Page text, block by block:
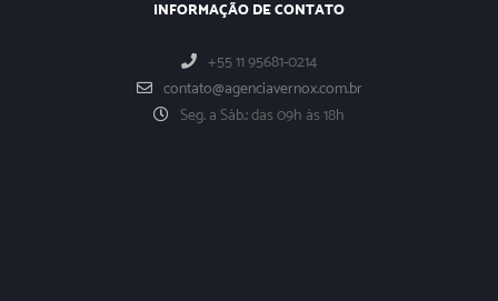
INFORMAÇÃO DE CONTATO
+55 11 95681-0214
contato@agenciavernox.com.br
Seg. a Sáb.: das 09h às 18h